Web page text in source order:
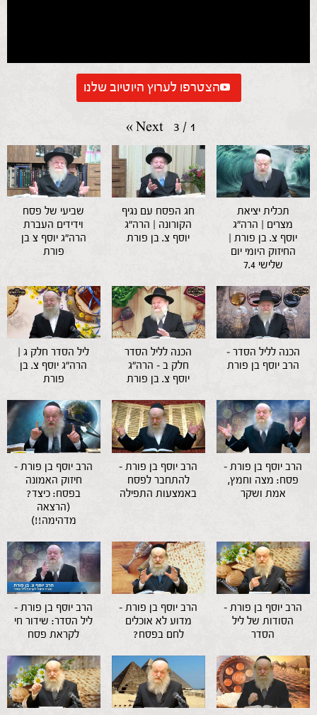
הצטרפו לערוץ היוטיוב שלנו
1
/
3
Next
»
שביעי של פסח
וידידים העברת
הרה"ג יוסף צ בן
פורת
חג הפסח עם נגיף
הקורונה | הרה"ג
יוסף צ. בן פורת
תכלית יציאת
מצרים | הרה"ג
יוסף צ. בן פורת |
החיזוק היומי יום
שלישי 7.4
ליל הסדר חלק ג |
הרה"ג יוסף צ. בן
פורת
הכנה לליל הסדר
חלק ב – הרה"ג
יוסף צ. בן פורת
הכנה לליל הסדר –
הרב יוסף בן פורת
הרב יוסף בן פורת –
חיזוק האמונה
בפסח: כיצד?
(הרצאה
מדהימה!!)
הרב יוסף בן פורת –
להתחבר לפסח
באמצעות התפילה
הרב יוסף בן פורת –
פסח: מצה וחמץ,
אמת ושקר
הרב יוסף בן פורת –
ליל הסדר: שידור חי
לקראת פסח
הרב יוסף בן פורת –
מדוע לא אוכלים
לחם בפסח?
הרב יוסף בן פורת –
הסודות של ליל
הסדר